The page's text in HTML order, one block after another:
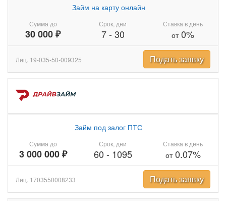
Сумма до
30 000 ₽
Займ на карту онлайн
Срок, дни
7- 30
Ставка в день
от0%
Лиц. 19-035-50-009325 Подать заявку
Сумма до
3 000 000 ₽
Займ под залог ПТС
Срок, дни
60 - 1095
Ставка в день
от0.07%
Лиц. 1703550008233 Подать заявку